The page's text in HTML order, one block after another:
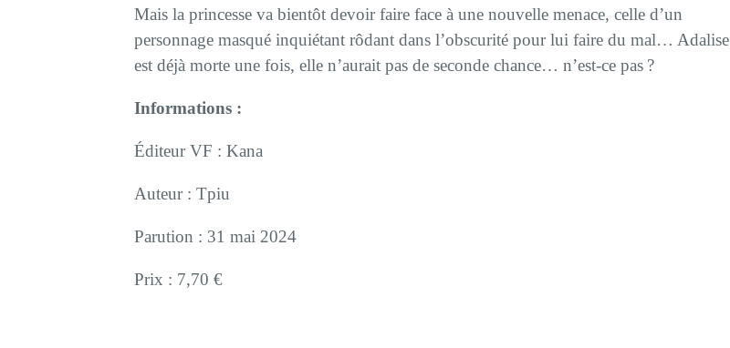
Mais la princesse va bientôt devoir faire face à une nouvelle menace, celle d’un
personnage masqué inquiétant rôdant dans l’obscurité pour lui faire du mal… Adalise
est déjà morte une fois, elle n’aurait pas de seconde chance… n’est-ce pas ?
Informations :
Éditeur VF : Kana
Auteur : Tpiu
Parution : 31 mai 2024
Prix : 7,70 €